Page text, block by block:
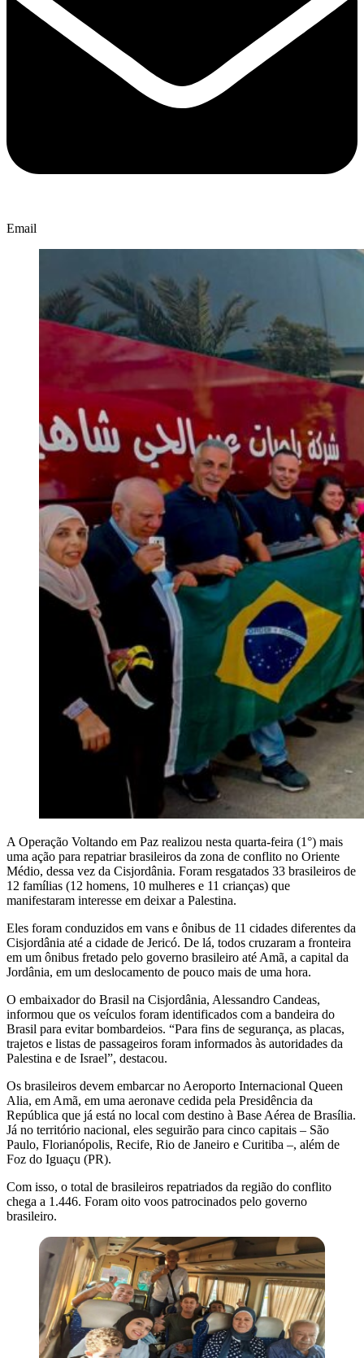
Email
A Operação Voltando em Paz realizou nesta quarta-feira (1°) mais
uma ação para repatriar brasileiros da zona de conflito no Oriente
Médio, dessa vez da Cisjordânia. Foram resgatados 33 brasileiros de
12 famílias (12 homens, 10 mulheres e 11 crianças) que
manifestaram interesse em deixar a Palestina.
Eles foram conduzidos em vans e ônibus de 11 cidades diferentes da
Cisjordânia até a cidade de Jericó. De lá, todos cruzaram a fronteira
em um ônibus fretado pelo governo brasileiro até Amã, a capital da
Jordânia, em um deslocamento de pouco mais de uma hora.
O embaixador do Brasil na Cisjordânia, Alessandro Candeas,
informou que os veículos foram identificados com a bandeira do
Brasil para evitar bombardeios. “Para fins de segurança, as placas,
trajetos e listas de passageiros foram informados às autoridades da
Palestina e de Israel”, destacou.
Os brasileiros devem embarcar no Aeroporto Internacional Queen
Alia, em Amã, em uma aeronave cedida pela Presidência da
República que já está no local com destino à Base Aérea de Brasília.
Já no território nacional, eles seguirão para cinco capitais – São
Paulo, Florianópolis, Recife, Rio de Janeiro e Curitiba –, além de
Foz do Iguaçu (PR).
Com isso, o total de brasileiros repatriados da região do conflito
chega a 1.446. Foram oito voos patrocinados pelo governo
brasileiro.